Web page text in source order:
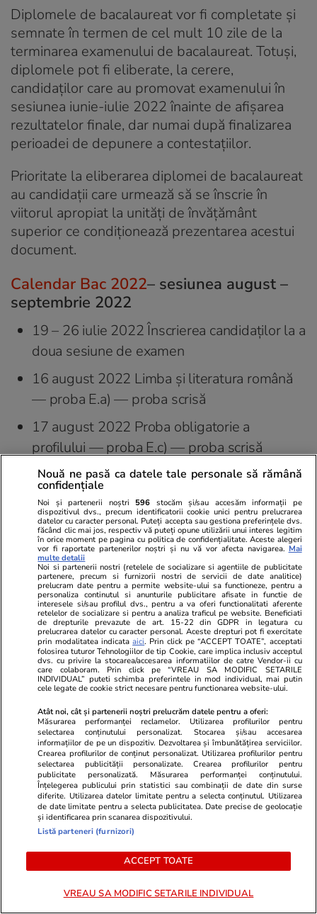
Diplomele de bacalaureat vor fi completate și
semnate în termen de cel mult 10 zile de la
terminarea examenului de bacalaureat. Totuși,
diplomele pot fi eliberate, la cerere,
candidaților care au promovat examenului în
sesiunea iunie-iulie 2022 înainte de afișarea
rezultatelor finale, dar numai după finalizarea
perioadei de depunere a contestațiilor.
Prioritate la eliberarea diplomei de bacalaureat
au candidații care urmează să se înscrie în
viitorul apropiat la unități de învățământ
superior ce condiționează prezentarea acestui
document.
Calendar Bac 2022– sesiunea august –
septembrie 2022
19 – 26 iulie 2022 Înscrierea candidaților la a
doua sesiune de examen
16 august 2022 Limba și literatura română
— proba E.a) — proba scrisă
17 august 2022 Proba obligatorie a
profilului — proba E.c) — proba scrisă
18 august 2022 Proba la alegere a profilului
și specializării —– proba E.d) — proba scrisă
19 august 2022 Limba și literatura maternă
— proba E.b) — proba scrisă
22 – 23 august 2022 Evaluarea
competențelor lingvistice de comunicare
orală în limba română — proba A
24 august 2022 Evaluarea competențelor
lingvistice de comunicare orală în limba
maternă — proba B
25 august 2022 Evaluarea competențelor
digitale — proba D
26 și 29 august 2022 Evaluarea
competențelor lingvistice într-o limbă de
circulație internațională — proba C
Când se afișează rezultatele la Bac 2022,
probele scrise (până la ora 12:00) și
Nouă ne pasă ca datele tale personale să rămână
confidențiale
Noi și partenerii noștri 596 stocăm și/sau accesăm informații pe
dispozitivul dvs., precum identificatorii cookie unici pentru prelucrarea
datelor cu caracter personal. Puteți accepta sau gestiona preferințele dvs.
făcând clic mai jos, respectiv vă puteți opune utilizării unui interes legitim
în orice moment pe pagina cu politica de confidențialitate. Aceste alegeri
vor fi raportate partenerilor noștri și nu vă vor afecta navigarea. Mai
multe detalii
Noi si partenerii nostri (retelele de socializare si agentiile de publicitate
partenere, precum si furnizorii nostri de servicii de date analitice)
prelucram date pentru a permite website-ului sa functioneze, pentru a
personaliza continutul si anunturile publicitare afisate in functie de
interesele si/sau profilul dvs., pentru a va oferi functionalitati aferente
retelelor de socializare si pentru a analiza traficul pe website. Beneficiati
de drepturile prevazute de art. 15-22 din GDPR in legatura cu
prelucrarea datelor cu caracter personal. Aceste drepturi pot fi exercitate
prin modalitatea indicataaici. Prin click pe “ACCEPT TOATE”, acceptati
folosirea tuturor Tehnologiilor de tip Cookie, care implica inclusiv acceptul
dvs. cu privire la stocarea/accesarea informatiilor de catre Vendor-ii cu
care colaboram. Prin click pe “VREAU SA MODIFIC SETARILE
INDIVIDUAL” puteti schimba preferintele in mod individual, mai putin
cele legate de cookie strict necesare pentru functionarea website-ului.
Atât noi, cât și partenerii noștri prelucrăm datele pentru a oferi:
Măsurarea performanței reclamelor. Utilizarea profilurilor pentru
selectarea conținutului personalizat. Stocarea și/sau accesarea
informațiilor de pe un dispozitiv. Dezvoltarea și îmbunătățirea serviciilor.
Crearea profilurilor de conținut personalizat. Utilizarea profilurilor pentru
selectarea publicității personalizate. Crearea profilurilor pentru
publicitate personalizată. Măsurarea performanței conținutului.
Înțelegerea publicului prin statistici sau combinații de date din surse
diferite. Utilizarea datelor limitate pentru a selecta conținutul. Utilizarea
de date limitate pentru a selecta publicitatea. Date precise de geolocație
și identificarea prin scanarea dispozitivului.
Listă parteneri (furnizori)
ACCEPT TOATE
VREAU SA MODIFIC SETARILE INDIVIDUAL